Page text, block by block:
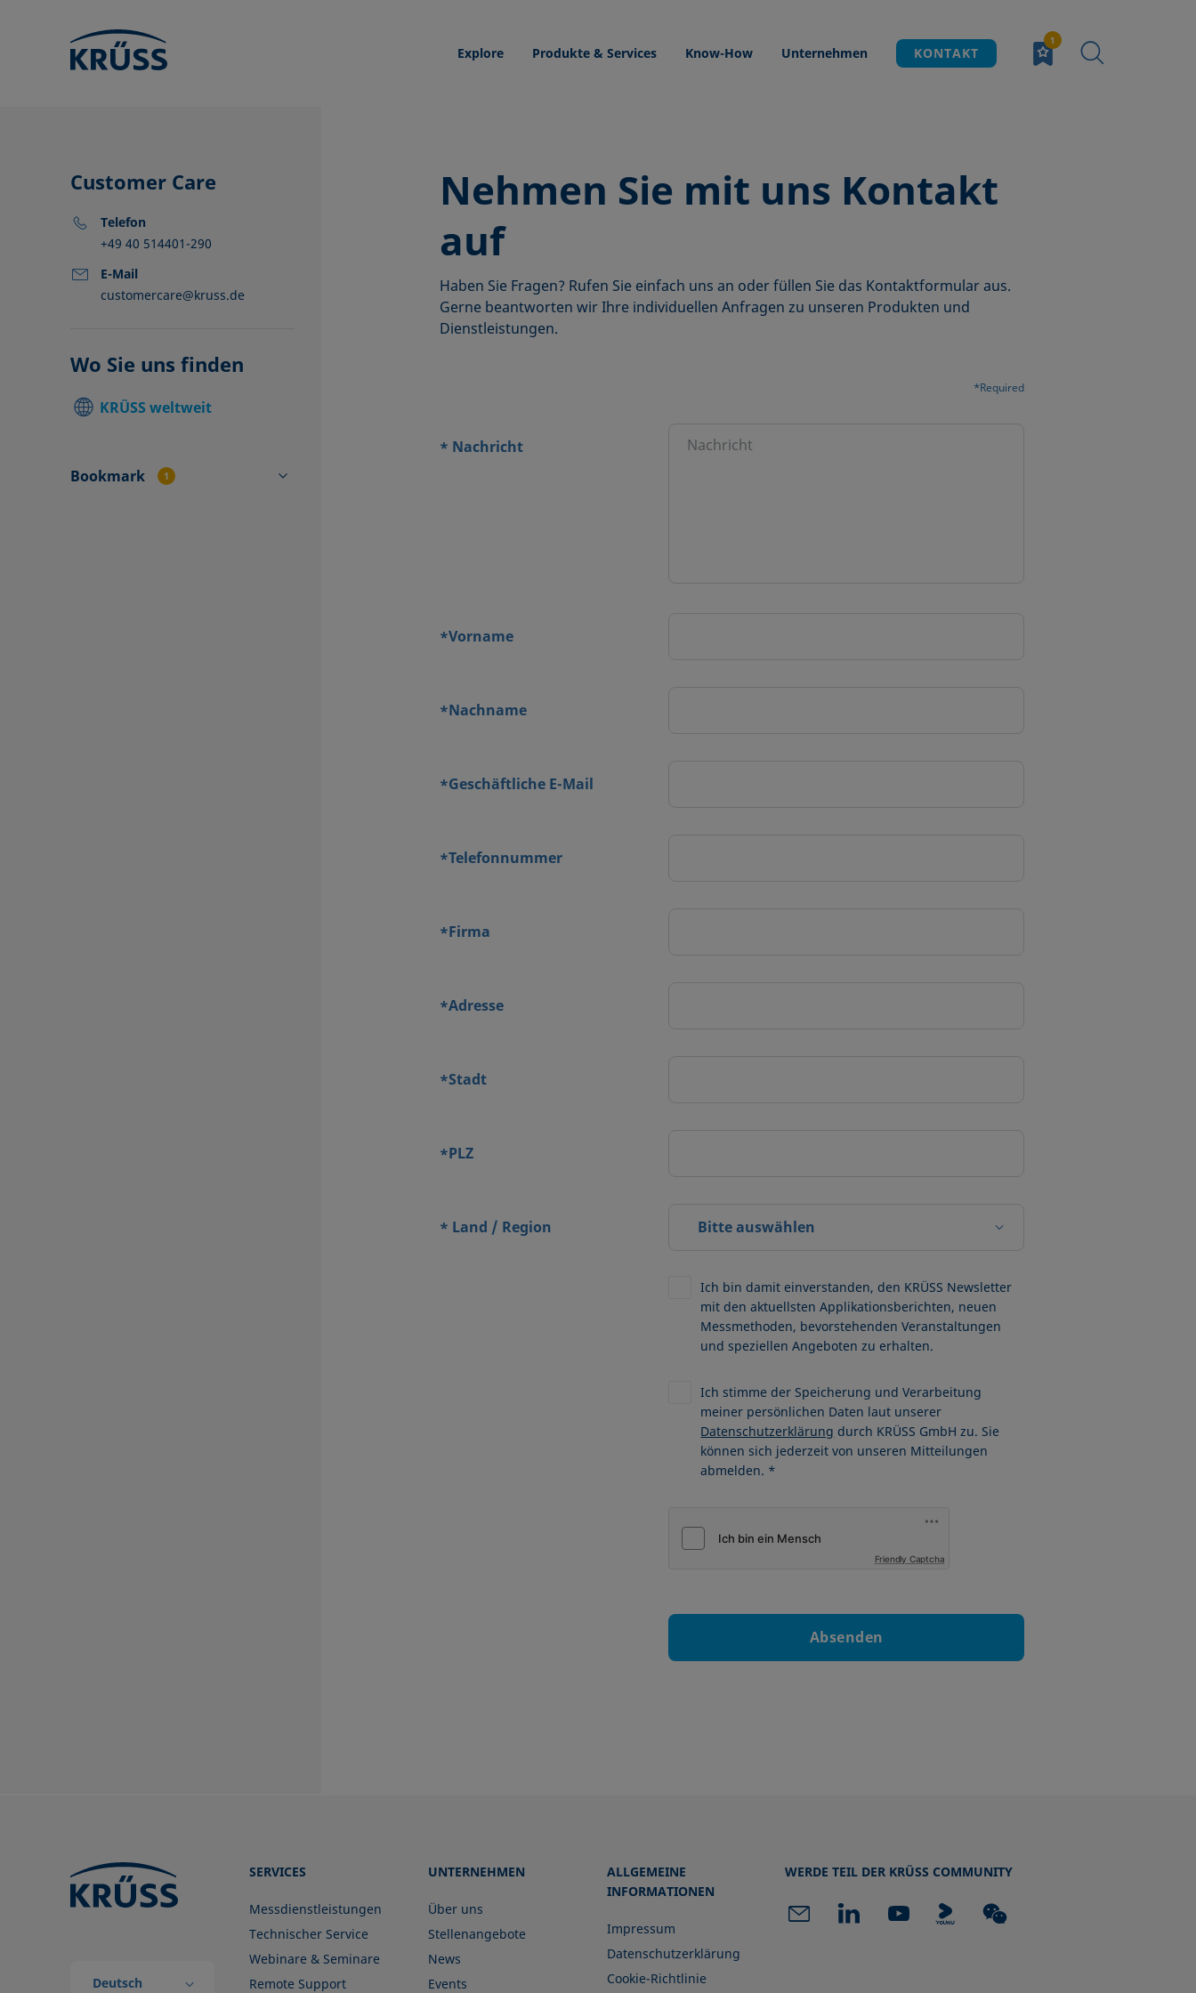
Explore Produkte & Services Know-How Unternehmen KONTAKT
Customer Care
Telefon
+49 40 514401-290
E-Mail
customercare@kruss.de
Wo Sie uns finden
KRÜSS weltweit
Bookmark 1
Nehmen Sie mit uns Kontakt
auf
Haben Sie Fragen? Rufen Sie einfach uns an oder füllen Sie das Kontaktformular aus.
Gerne beantworten wir Ihre individuellen Anfragen zu unseren Produkten und
Dienstleistungen.
*Required
* Nachricht
*Vorname
*Nachname
*Geschäftliche E-Mail
*Telefonnummer
*Firma
*Adresse
*Stadt
*PLZ
* Land / Region Bitte auswählen
Ich bin damit einverstanden, den KRÜSS Newsletter
mit den aktuellsten Applikationsberichten, neuen
Messmethoden, bevorstehenden Veranstaltungen
und speziellen Angeboten zu erhalten.
Ich stimme der Speicherung und Verarbeitung
meiner persönlichen Daten laut unserer
Datenschutzerklärung durch KRÜSS GmbH zu. Sie
können sich jederzeit von unseren Mitteilungen
abmelden. *
Friendly Captcha
Absenden
Deutsch
SERVICES
Messdienstleistungen
Technischer Service
Webinare & Seminare
Remote Support
UNTERNEHMEN
Über uns
Stellenangebote
News
Events
ALLGEMEINE
INFORMATIONEN
Impressum
Datenschutzerklärung
Cookie-Richtlinie
WERDE TEIL DER KRÜSS COMMUNITY